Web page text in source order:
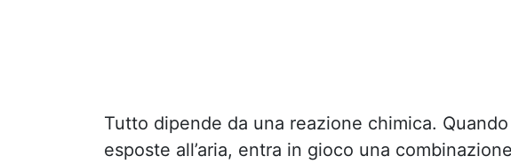
Tutto dipende da una reazione chimica.
esposte all’aria, entra in gioco una